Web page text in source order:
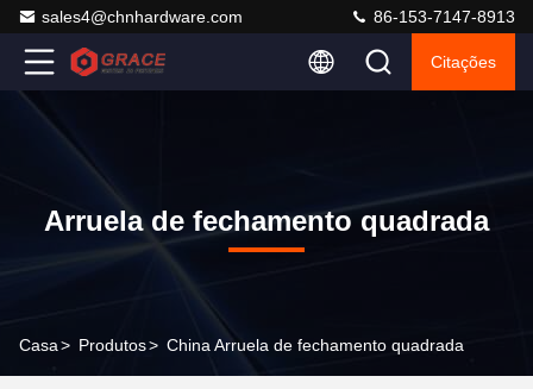
sales4@chnhardware.com 86-153-7147-8913
Citações
Arruela de fechamento quadrada
Casa> Produtos> China Arruela de fechamento quadrada